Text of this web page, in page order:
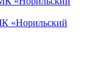
«Норильский